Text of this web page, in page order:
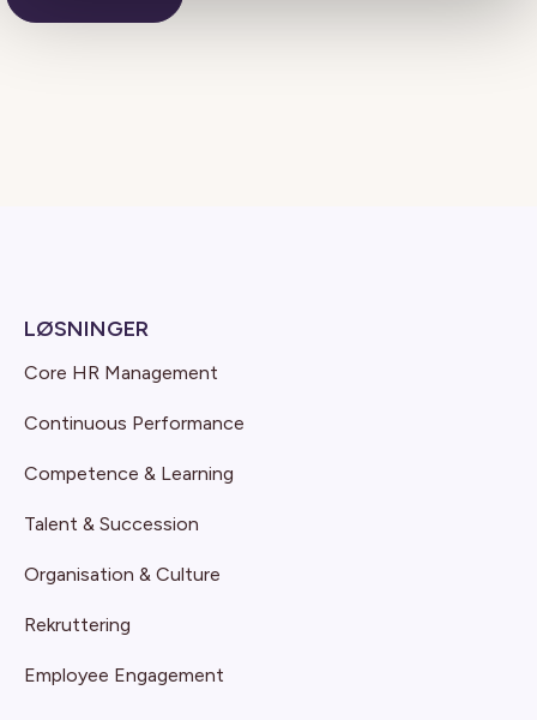
LØSNINGER
Core HR Management
Continuous Performance
Competence & Learning
Talent & Succession
Organisation & Culture
Rekruttering
Employee Engagement